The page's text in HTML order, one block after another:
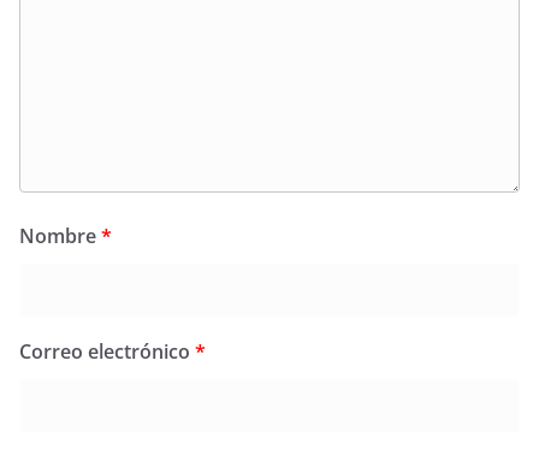
Nombre*
Correo electrónico *